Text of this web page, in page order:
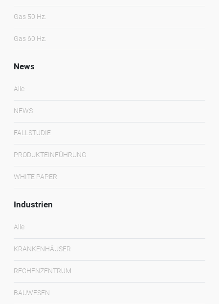
Gas 50 Hz.
Gas 60 Hz.
News
Alle
NEWS
FALLSTUDIE
PRODUKTEINFÜHRUNG
WHITE PAPER
Industrien
Alle
KRANKENHÄUSER
RECHENZENTRUM
BAUWESEN